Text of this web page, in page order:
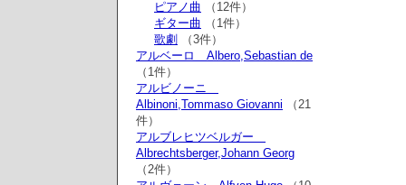
ピアノ曲 （12件）
ギター曲 （1件）
歌劇
（3件）
アルベーロ Albero,Sebastian de
（1件）
アルビノーニ
Albinoni,Tommaso Giovanni （21
件）
アルブレヒツベルガー
Albrechtsberger,Johann Georg
（2件）